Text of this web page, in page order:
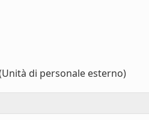
di personale esterno)